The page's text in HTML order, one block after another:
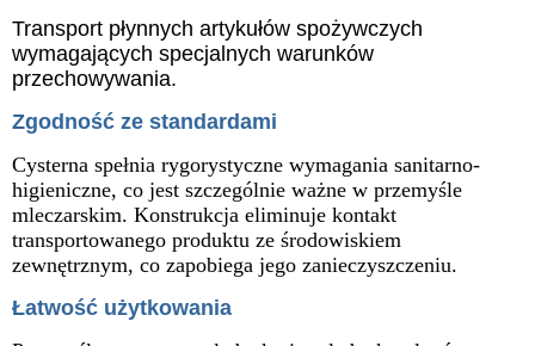
Transport płynnych artykułów spożywczych
wymagających specjalnych warunków
przechowywania.
Zgodność ze standardami
Cysterna spełnia rygorystyczne wymagania sanitarno-
higieniczne, co jest szczególnie ważne w przemyśle
mleczarskim. Konstrukcja eliminuje kontakt
transportowanego produktu ze środowiskiem
zewnętrznym, co zapobiega jego zanieczyszczeniu.
Łatwość użytkowania